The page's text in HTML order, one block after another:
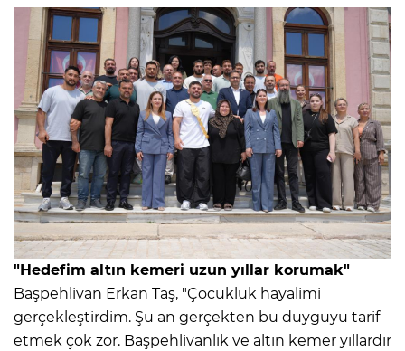
"Hedefim altın kemeri uzun yıllar korumak"
Başpehlivan Erkan Taş, "Çocukluk hayalimi
gerçekleştirdim. Şu an gerçekten bu duyguyu tarif
etmek çok zor. Başpehlivanlık ve altın kemer yıllardır